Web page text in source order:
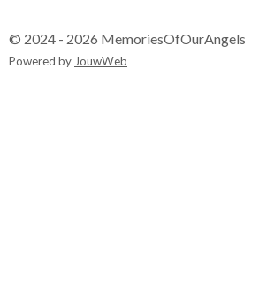
© 2024 - 2026 MemoriesOfOurAngels
Powered byJouwWeb